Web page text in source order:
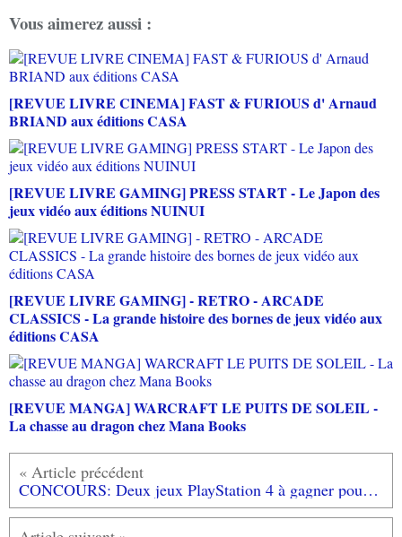
Vous aimerez aussi :
[REVUE LIVRE CINEMA] FAST & FURIOUS d' Arnaud
BRIAND aux éditions CASA
[REVUE LIVRE GAMING] PRESS START - Le Japon des
jeux vidéo aux éditions NUINUI
[REVUE LIVRE GAMING] - RETRO - ARCADE
CLASSICS - La grande histoire des bornes de jeux vidéo aux
éditions CASA
[REVUE MANGA] WARCRAFT LE PUITS DE SOLEIL -
La chasse au dragon chez Mana Books
CONCOURS: Deux jeux PlayStation 4 à gagner pour fêter la victoire à "La Nuit des Blogs"!